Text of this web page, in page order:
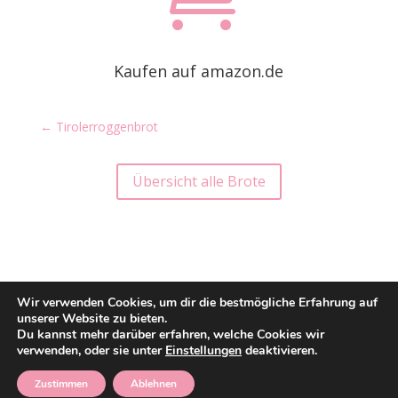
Kaufen auf amazon.de
← Tirolerroggenbrot
Übersicht alle Brote
Bäckerei Konditorei Sailer GmbH Stuttgart /
Impressum
/Datenschutzerklärung
Wir verwenden Cookies, um dir die bestmögliche Erfahrung auf
unserer Website zu bieten.
Du kannst mehr darüber erfahren, welche Cookies wir
verwenden, oder sie unter Einstellungen deaktivieren.
Zustimmen Ablehnen